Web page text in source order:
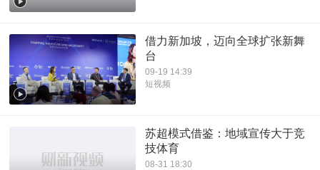
借力新加坡，迈向全球扩张新舞
台
09-19 14:39
短视频
苏超模式借鉴：地域宣传大于竞
技体育
08-31 18:30